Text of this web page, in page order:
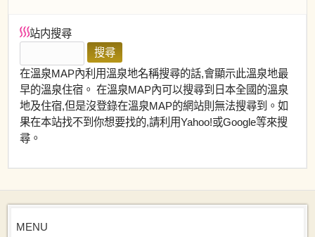
站内搜尋
在溫泉MAP內利用溫泉地名稱搜尋的話,會顯示此溫泉地最
早的溫泉住宿。 在溫泉MAP內可以搜尋到日本全國的溫泉
地及住宿,但是沒登錄在溫泉MAP的網站則無法搜尋到。如
果在本站找不到你想要找的,請利用Yahoo!或Google等來搜
尋。
MENU